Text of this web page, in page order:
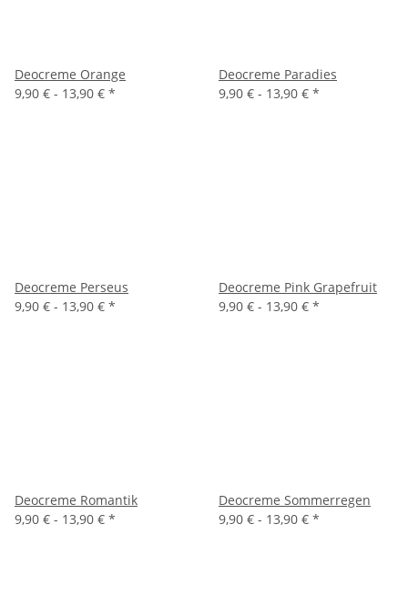
Deocreme Orange
9,90 € - 13,90 € *
Deocreme Paradies
9,90 € - 13,90 € *
Deocreme Perseus
9,90 € - 13,90 € *
Deocreme Pink Grapefruit
9,90 € - 13,90 € *
Deocreme Romantik
9,90 € - 13,90 € *
Deocreme Sommerregen
9,90 € - 13,90 € *